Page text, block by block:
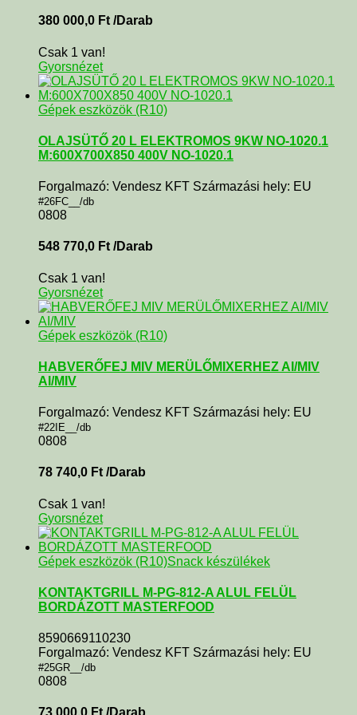
380 000,0 Ft /Darab
Csak 1 van!
Gyorsnézet
Gépek eszközök (R10)
OLAJSÜTŐ 20 L ELEKTROMOS 9KW NO-1020.1
M:600X700X850 400V NO-1020.1
Forgalmazó: Vendesz KFT Származási hely: EU
#26FC__/db
0808
548 770,0 Ft /Darab
Csak 1 van!
Gyorsnézet
Gépek eszközök (R10)
HABVERŐFEJ MIV MERÜLŐMIXERHEZ AI/MIV
AI/MIV
Forgalmazó: Vendesz KFT Származási hely: EU
#22IE__/db
0808
78 740,0 Ft /Darab
Csak 1 van!
Gyorsnézet
Gépek eszközök (R10)Snack készülékek
KONTAKTGRILL M-PG-812-A ALUL FELÜL
BORDÁZOTT MASTERFOOD
8590669110230
Forgalmazó: Vendesz KFT Származási hely: EU
#25GR__/db
0808